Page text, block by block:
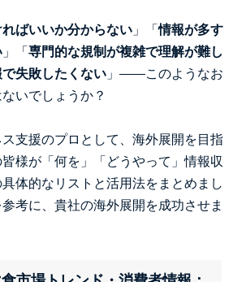
ばいいか分からない 」「情報が多す
」「 専門的な規制が複雑で理解が難し
失敗したくない 」――このようなお
いでしょうか？
支援のプロとして、海外展開を目指
様が「何を」「どうやって」情報収
体的なリストと活用法をまとめまし
考に、貴社の海外展開を成功させま